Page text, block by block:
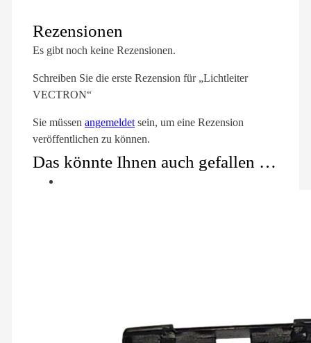
Rezensionen
Es gibt noch keine Rezensionen.
Schreiben Sie die erste Rezension für „Lichtleiter
VECTRON“
Sie müssen angemeldet sein, um eine Rezension
veröffentlichen zu können.
Das könnte Ihnen auch gefallen …